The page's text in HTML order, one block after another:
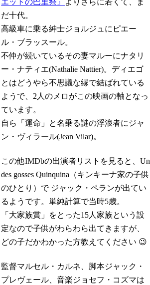
だ十代。
高級車に乗る紳士ジョルジュにピエー
ル・ブラッスール。
不仲が続いているその妻マルーにナタリ
ー・ナティエ(Nathalie Nattier)。ディエゴ
とはどうやら不思議な縁で結ばれている
ようで、2人のメロがこの映画の軸となっ
ています。
自ら「運命」と名乗る謎の浮浪者にジャ
ン・ヴィラール(Jean Vilar)。
この他IMDbの出演者リストを見ると、Un
des gosses Quinquina（キンキーナ家の子供
のひとり）で ジャック・ペランが出てい
るようです。単純計算で当時5歳。
「大家族賞」をとった15人家族という設
定なので子供がわらわら出てきますが、
どの子だかわかった方教えてください 😉
監督マルセル・カルネ、脚本ジャック・
プレヴェール、音楽ジョセフ・コズマは